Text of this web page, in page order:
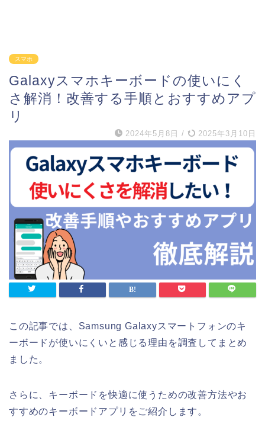
スマホ
Galaxyスマホキーボードの使いにく
さ解消！改善する手順とおすすめアプ
リ
2024年5月8日 / 2025年3月10日
この記事では、Samsung Galaxyスマートフォンのキ
ーボードが使いにくいと感じる理由を調査してまとめ
ました。
さらに、キーボードを快適に使うための改善方法やお
すすめのキーボードアプリをご紹介します。